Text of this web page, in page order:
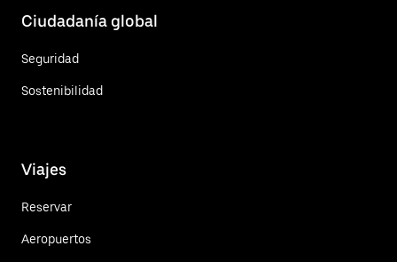
Ciudadanía global
Seguridad
Sostenibilidad
Viajes
Reservar
Aeropuertos